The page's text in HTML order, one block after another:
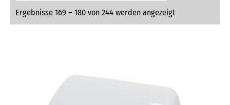
Ergebnisse 169 – 180 von 244 werden angezeigt